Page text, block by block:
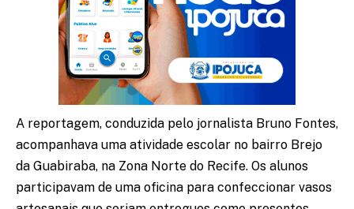
A reportagem, conduzida pelo jornalista Bruno Fontes,
acompanhava uma atividade escolar no bairro Brejo
da Guabiraba, na Zona Norte do Recife. Os alunos
participavam de uma oficina para confeccionar vasos